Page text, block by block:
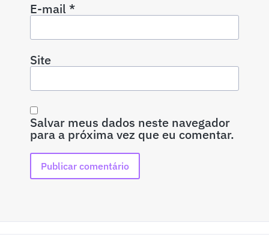
E-mail*
Site
Salvar meus dados neste navegador
para a próxima vez que eu comentar.